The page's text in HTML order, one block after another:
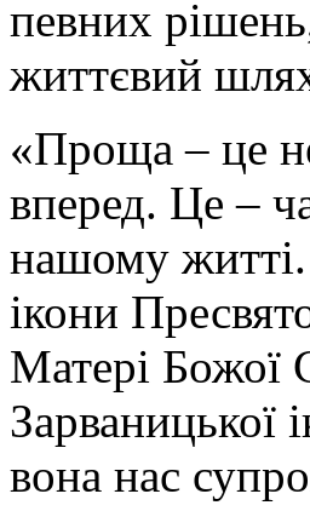
певних
життєвий
«Проща – це
вперед. Це –
нашому
ікони
Матері Божої
вона нас